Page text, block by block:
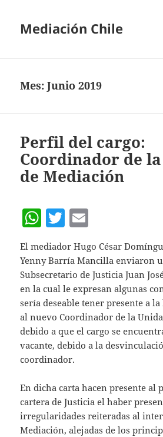
Mediación Chile
Mes:Junio 2019
Perfil del cargo:
Coordinador de
de Mediación
W
h
at
s
A
p
p
T
w
itt
er
m
ai
l
El mediador Hugo César
Yenny Barría Mancilla enviaron
Subsecretario de Justicia Juan
en la cual le expresan algunas
sería deseable tener presente a
al nuevo Coordinador de la
debido a que el cargo se
vacante, debido a la
coordinador.
En dicha carta hacen presente al
cartera de Justicia el haber
irregularidades reiteradas al
Mediación, alejadas de los